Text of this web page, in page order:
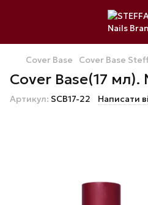
Cover Base Cover Base
Cover Base(17
Артикул: SCB17-22 Написати